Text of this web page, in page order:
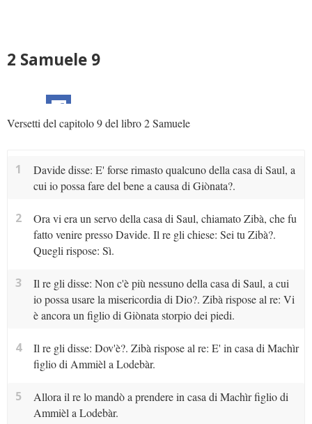
2 Samuele 9
Versetti del capitolo 9 del libro 2 Samuele
1
Davide disse: E' forse rimasto qualcuno della casa di Saul, a
cui io possa fare del bene a causa di Giònata?.
2
Ora vi era un servo della casa di Saul, chiamato Zibà, che fu
fatto venire presso Davide. Il re gli chiese: Sei tu Zibà?.
Quegli rispose: Sì.
3
Il re gli disse: Non c'è più nessuno della casa di Saul, a cui
io possa usare la misericordia di Dio?. Zibà rispose al re: Vi
è ancora un figlio di Giònata storpio dei piedi.
4
Il re gli disse: Dov'è?. Zibà rispose al re: E' in casa di Machìr
figlio di Ammièl a Lodebàr.
5
Allora il re lo mandò a prendere in casa di Machìr figlio di
Ammièl a Lodebàr.